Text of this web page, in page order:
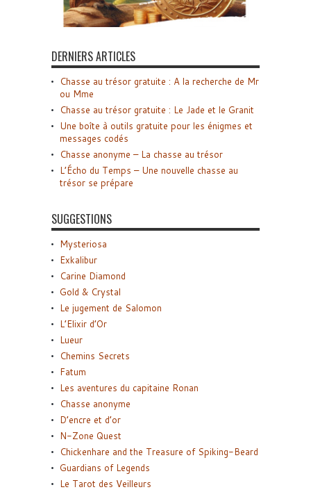
DERNIERS ARTICLES
Chasse au trésor gratuite : A la recherche de Mr
ou Mme
Chasse au trésor gratuite : Le Jade et le Granit
Une boîte à outils gratuite pour les énigmes et
messages codés
Chasse anonyme – La chasse au trésor
L’Écho du Temps – Une nouvelle chasse au
trésor se prépare
SUGGESTIONS
Mysteriosa
Exkalibur
Carine Diamond
Gold & Crystal
Le jugement de Salomon
L’Elixir d’Or
Lueur
Chemins Secrets
Fatum
Les aventures du capitaine Ronan
Chasse anonyme
D’encre et d’or
N-Zone Quest
Chickenhare and the Treasure of Spiking-Beard
Guardians of Legends
Le Tarot des Veilleurs